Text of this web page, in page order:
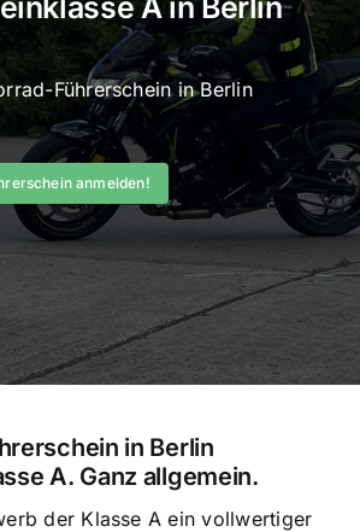
A in Berlin
Führerschein in Berlin
anmelden!
in Berlin
A. Ganz allgemein.
der Klasse A ein vollwertiger